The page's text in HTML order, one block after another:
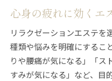
心身の疲れに効くエ
リラクゼーションエステを
種類や悩みを明確にするこ
りや腰痛が気になる」「ス
すみが気になる」など、目